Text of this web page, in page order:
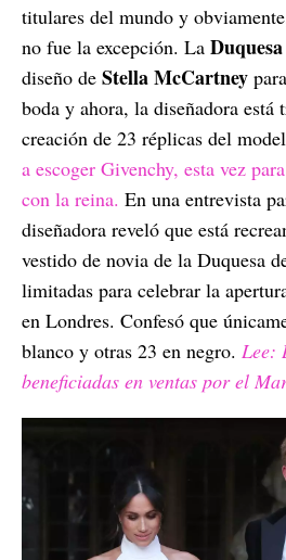
titulares del mundo y
no fue la excepción. La
diseño de Stella McCartney
boda y ahora, la diseñadora está
creación de 23 réplicas del
a escoger Givenchy, esta vez
con la reina. En una entrevista
diseñadora reveló que está
vestido de novia de la Duquesa
limitadas para celebrar la
en Londres. Confesó que
blanco y otras 23 en negro. Lee:
beneficiadas en ventas por el